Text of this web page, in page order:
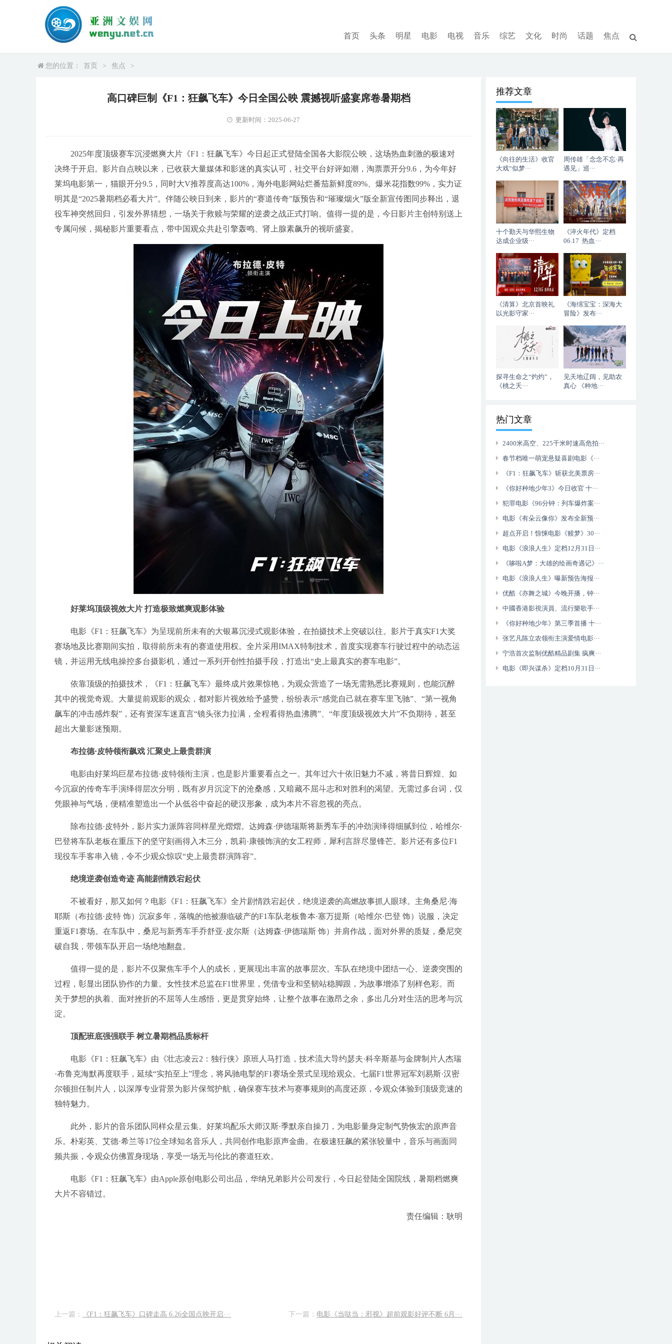
首页 头条 明星 电影 电视 音乐 综艺 文化 时尚 话题 焦点
您的位置： 首页 > 焦点 >
高口碑巨制《F1：狂飙飞车》今日全国公映 震撼视听盛宴席卷暑期档
更新时间：2025-06-27
2025年度顶级赛车沉浸燃爽大片《F1：狂飙飞车》今日起正式登陆全国各大影院公映，这场热血刺激的极速对
决终于开启。影片自点映以来，已收获大量媒体和影迷的真实认可，社交平台好评如潮，淘票票开分9.6，为今年好
莱坞电影第一，猫眼开分9.5，同时大V推荐度高达100%，海外电影网站烂番茄新鲜度89%、爆米花指数99%，实力证
明其是“2025暑期档必看大片”。伴随公映日到来，影片的“赛道传奇”版预告和“璀璨烟火”版全新宣传图同步释出，退
役车神突然回归，引发外界猜想，一场关于救赎与荣耀的逆袭之战正式打响。值得一提的是，今日影片主创特别送上
专属问候，揭秘影片重要看点，带中国观众共赴引擎轰鸣、肾上腺素飙升的视听盛宴。
好莱坞顶级视效大片 打造极致燃爽观影体验
电影《F1：狂飙飞车》为呈现前所未有的大银幕沉浸式观影体验，在拍摄技术上突破以往。影片于真实F1大奖
赛场地及比赛期间实拍，取得前所未有的赛道使用权。全片采用IMAX特制技术，首度实现赛车行驶过程中的动态运
镜，并运用无线电操控多台摄影机，通过一系列开创性拍摄手段，打造出“史上最真实的赛车电影”。
依靠顶级的拍摄技术，《F1：狂飙飞车》最终成片效果惊艳，为观众营造了一场无需熟悉比赛规则，也能沉醉
其中的视觉奇观。大量提前观影的观众，都对影片视效给予盛赞，纷纷表示“感觉自己就在赛车里飞驰”、“第一视角
飙车的冲击感炸裂”，还有资深车迷直言“镜头张力拉满，全程看得热血沸腾”、“年度顶级视效大片”不负期待，甚至
超出大量影迷预期。
布拉德·皮特领衔飙戏 汇聚史上最贵群演
电影由好莱坞巨星布拉德·皮特领衔主演，也是影片重要看点之一。其年过六十依旧魅力不减，将昔日辉煌、如
今沉寂的传奇车手演绎得层次分明，既有岁月沉淀下的沧桑感，又暗藏不屈斗志和对胜利的渴望。无需过多台词，仅
凭眼神与气场，便精准塑造出一个从低谷中奋起的硬汉形象，成为本片不容忽视的亮点。
除布拉德·皮特外，影片实力派阵容同样星光熠熠。达姆森·伊德瑞斯将新秀车手的冲劲演绎得细腻到位，哈维尔·
巴登将车队老板在重压下的坚守刻画得入木三分，凯莉·康顿饰演的女工程师，犀利言辞尽显锋芒。影片还有多位F1
现役车手客串入镜，令不少观众惊叹“史上最贵群演阵容”。
绝境逆袭创造奇迹 高能剧情跌宕起伏
不被看好，那又如何？电影《F1：狂飙飞车》全片剧情跌宕起伏，绝境逆袭的高燃故事抓人眼球。主角桑尼·海
耶斯（布拉德·皮特 饰）沉寂多年，落魄的他被濒临破产的F1车队老板鲁本·塞万提斯（哈维尔·巴登 饰）说服，决定
重返F1赛场。在车队中，桑尼与新秀车手乔舒亚·皮尔斯（达姆森·伊德瑞斯 饰）并肩作战，面对外界的质疑，桑尼突
破自我，带领车队开启一场绝地翻盘。
值得一提的是，影片不仅聚焦车手个人的成长，更展现出丰富的故事层次。车队在绝境中团结一心、逆袭突围的
过程，彰显出团队协作的力量。女性技术总监在F1世界里，凭借专业和坚韧站稳脚跟，为故事增添了别样色彩。而
关于梦想的执着、面对挫折的不屈等人生感悟，更是贯穿始终，让整个故事在激昂之余，多出几分对生活的思考与沉
淀。
顶配班底强强联手 树立暑期档品质标杆
电影《F1：狂飙飞车》由《壮志凌云2：独行侠》原班人马打造，技术流大导约瑟夫·科辛斯基与金牌制片人杰瑞
·布鲁克海默再度联手，延续“实拍至上”理念，将风驰电掣的F1赛场全景式呈现给观众。七届F1世界冠军刘易斯·汉密
尔顿担任制片人，以深厚专业背景为影片保驾护航，确保赛车技术与赛事规则的高度还原，令观众体验到顶级竞速的
独特魅力。
此外，影片的音乐团队同样众星云集。好莱坞配乐大师汉斯·季默亲自操刀，为电影量身定制气势恢宏的原声音
乐。朴彩英、艾德·希兰等17位全球知名音乐人，共同创作电影原声金曲。在极速狂飙的紧张较量中，音乐与画面同
频共振，令观众仿佛置身现场，享受一场无与伦比的赛道狂欢。
电影《F1：狂飙飞车》由Apple原创电影公司出品，华纳兄弟影片公司发行，今日起登陆全国院线，暑期档燃爽
大片不容错过。
责任编辑：耿明
上一篇： 《F1：狂飙飞车》口碑走高 6.26全国点映开启··· 下一篇： 电影《当哒当：邪视》超前观影好评不断 6月···
推荐文章
《向往的生活》收官
大戏“似梦···
周传雄「念念不忘·再
遇见」巡···
十个勤天与华熙生物
达成企业级···
《淬火年代》定档
06.17 热血···
《清算》北京首映礼
以光影守家···
《海绵宝宝：深海大
冒险》发布···
探寻生命之“灼灼”，
《桃之夭···
见天地辽阔，见助农
真心 《种地···
热门文章
2400米高空、225千米时速高危拍···
春节档唯一萌宠悬疑喜剧电影《···
《F1：狂飙飞车》斩获北美票房···
《你好种地少年3》今日收官 十···
犯罪电影《96分钟：列车爆炸案···
电影《有朵云像你》发布全新预···
超点开启！惊悚电影《赎梦》30···
电影《浪浪人生》定档12月31日···
《哆啦A梦：大雄的绘画奇遇记》···
电影《浪浪人生》曝新预告海报···
优酷《亦舞之城》今晚开播，钟···
中國香港影視演員、流行樂歌手···
《你好种地少年》第三季首播 十···
张艺凡陈立农领衔主演爱情电影···
宁浩首次监制优酷精品剧集 疯爽···
电影《即兴谋杀》定档10月31日···